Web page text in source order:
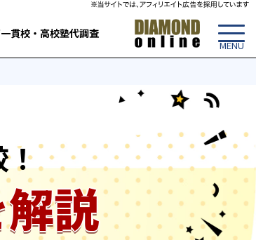
貫校・高校塾代調査
！
説